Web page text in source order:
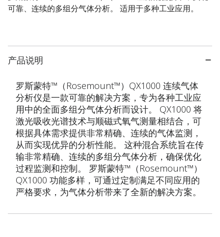
可靠、连续的多组分气体分析。 适用于多种工业应用。
产品说明
罗斯蒙特™（Rosemount™）QX1000 连续气体
分析仪是一款可靠的解决方案，专为各种工业应
用中的全面多组分气体分析而设计。 QX1000 将
激光吸收光谱技术与顺磁式氧气测量相结合，可
根据具体需求提供非常精确、连续的气体监测，
从而实现优异的分析性能。 这种混合系统旨在传
输非常精确、连续的多组分气体分析，确保优化
过程监测和控制。 罗斯蒙特™（Rosemount™）
QX1000 功能多样，可通过定制满足不同应用的
严格要求，为气体分析带来了全新的解决方案。